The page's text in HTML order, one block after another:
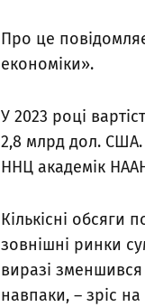
Про це
економіки».
У 2023 році
2,8 млрд дол. США.
ННЦ академік
Кількісні обсяги
зовнішні ринки
виразі зменшився
навпаки, – зріс